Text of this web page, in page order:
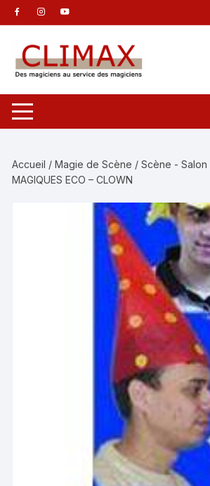
Aller
au
contenu
Accueil /Magie de Scène /Scène - Salon
MAGIQUES ECO – CLOWN